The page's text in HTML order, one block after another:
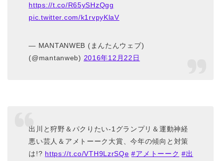
https://t.co/R65ySHzQgg
pic.twitter.com/k1rvpyKlaV
— MANTANWEB (まんたんウェブ)
(@mantanweb) 2016年12月22日
出川と狩野＆パクりたい-1グランプリ＆運動神経
悪い芸人＆アメトーーク大賞、今年の傾向と対策
は!? https://t.co/VTH9LzrSQe #アメトーーク #出